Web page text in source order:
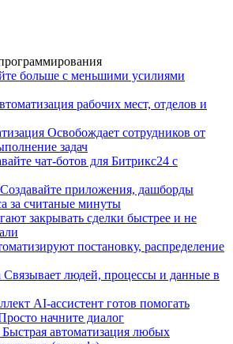
больше с меньшими усилиями
рабочих мест, отделов и
Освобождает сотрудников от
задач
чат-ботов для Битрикс24 с
Создавайте приложения, дашборды
за считаные минуты
закрывать сделки быстрее и не
постановку, распределение
Связывает людей, процессы и данные в
AI-ассистент готов помогать
начните диалог
Быстрая автоматизация любых